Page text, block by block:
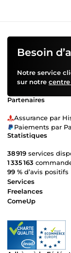
Besoin
Notre service
sur notre centre
Partenaires
Assurance par
Paiements par
Statistiques
38 919 services
1 335 163
99 % d’avis positifs
Services
Freelances
ComeUp